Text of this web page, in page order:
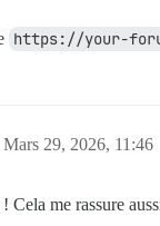
https://your-
Mars 29, 2026, 11:46
me rassure